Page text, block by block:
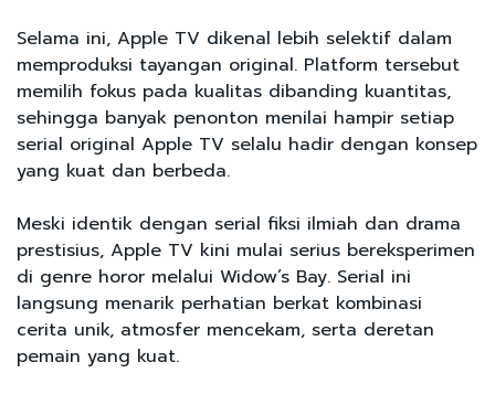
Selama ini, Apple TV dikenal lebih selektif dalam
memproduksi tayangan original. Platform tersebut
memilih fokus pada kualitas dibanding kuantitas,
sehingga banyak penonton menilai hampir setiap
serial original Apple TV selalu hadir dengan konsep
yang kuat dan berbeda.
Meski identik dengan serial fiksi ilmiah dan drama
prestisius, Apple TV kini mulai serius bereksperimen
di genre horor melalui Widow’s Bay. Serial ini
langsung menarik perhatian berkat kombinasi
cerita unik, atmosfer mencekam, serta deretan
pemain yang kuat.